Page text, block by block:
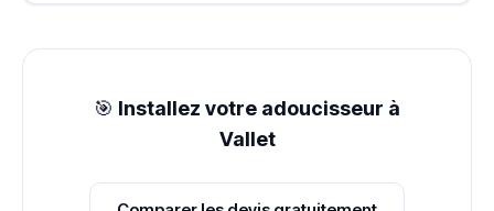
🎯 Installez votre adoucisseur à
Vallet